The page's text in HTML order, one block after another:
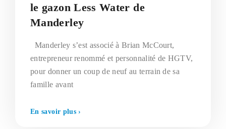
le gazon Less Water de
Manderley
Manderley s’est associé à Brian McCourt,
entrepreneur renommé et personnalité de HGTV,
pour donner un coup de neuf au terrain de sa
famille avant
En savoir plus ›